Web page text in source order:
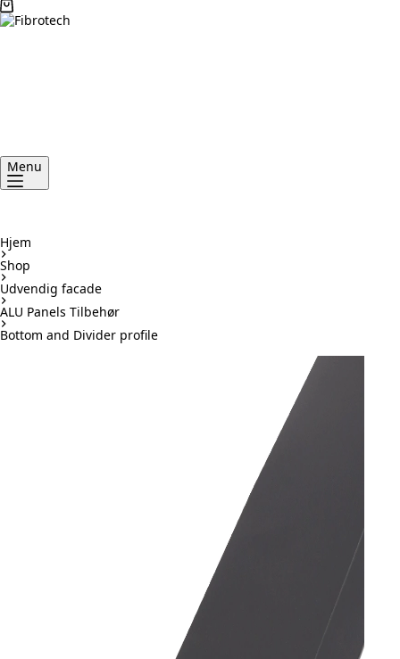
Menu
Hjem
Shop
Udvendig facade
ALU Panels Tilbehør
Bottom and Divider profile